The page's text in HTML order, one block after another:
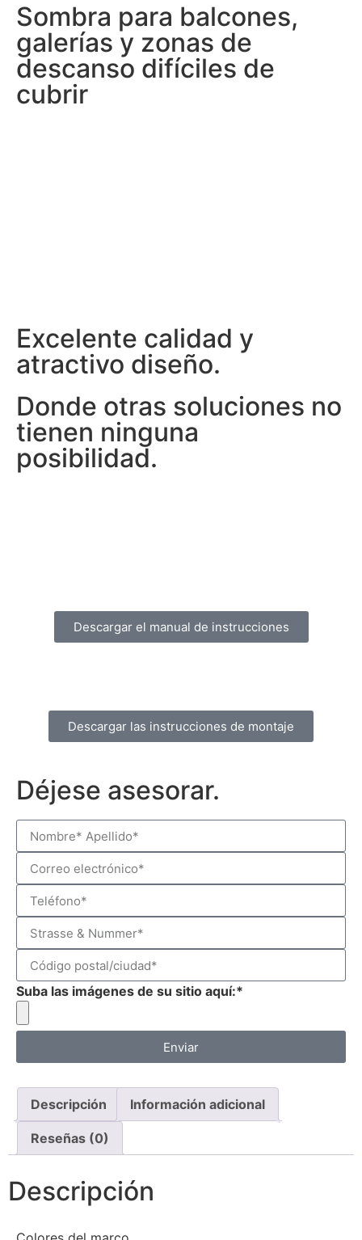
Sombra para balcones,
galerías y zonas de
descanso difíciles de
cubrir
Excelente calidad y
atractivo diseño.
Donde otras soluciones no
tienen ninguna
posibilidad.
Descargar el manual de instrucciones
Descargar las instrucciones de montaje
Déjese asesorar.
Suba las imágenes de su sitio aquí:*
Enviar
Descripción Información adicional
Reseñas (0)
Descripción